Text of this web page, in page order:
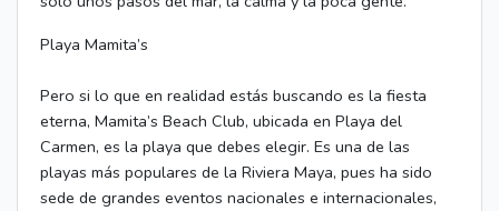
Playa Mamita’s
Pero si lo que en realidad estás buscando es la fiesta
eterna, Mamita’s Beach Club, ubicada en Playa del
Carmen, es la playa que debes elegir. Es una de las
playas más populares de la Riviera Maya, pues ha sido
sede de grandes eventos nacionales e internacionales,